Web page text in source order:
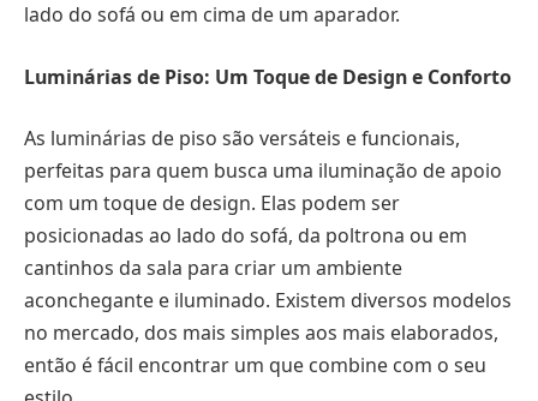
lado do sofá ou em cima de um aparador.
Luminárias de Piso: Um Toque de Design e Conforto
As luminárias de piso são versáteis e funcionais,
perfeitas para quem busca uma iluminação de apoio
com um toque de design. Elas podem ser
posicionadas ao lado do sofá, da poltrona ou em
cantinhos da sala para criar um ambiente
aconchegante e iluminado. Existem diversos modelos
no mercado, dos mais simples aos mais elaborados,
então é fácil encontrar um que combine com o seu